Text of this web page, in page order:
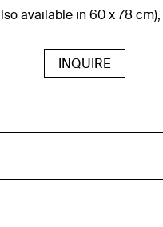
available in 60 x 78
INQUIRE